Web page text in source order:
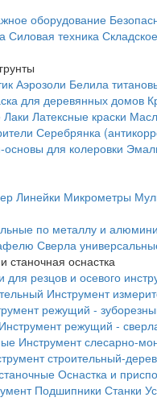
оборудование
Силовая техника
Аэрозоли Белила
для деревянных домов
Лаки Латексные краски
Серебрянка
для колеровки
Линейки Микрометры
по металлу и
Сверла
станочная оснастка
для резцов и осевого
Инструмент
режущий -
Инструмент режущий -
Инструмент слесарно-
строительный-
Оснастка и
Подшипники Станки